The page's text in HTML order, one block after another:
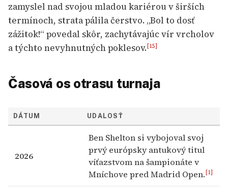
zamyslel nad svojou mladou kariérou v širších
termínoch, strata pálila čerstvo. „Bol to dosť
zážitok!“ povedal skôr, zachytávajúc vír vrcholov
a týchto nevyhnutných poklesov.[15]
Časová os otrasu turnaja
DÁTUM UDALOSŤ
2026
Ben Shelton si vybojoval svoj
prvý európsky antukový titul
víťazstvom na šampionáte v
Mníchove pred Madrid Open.[1]